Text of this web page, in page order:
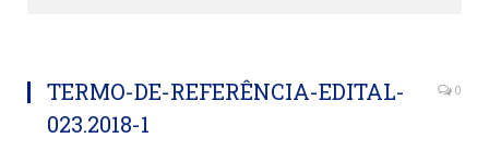
TERMO-DE-REFERÊNCIA-EDITAL-
023.2018-1
0